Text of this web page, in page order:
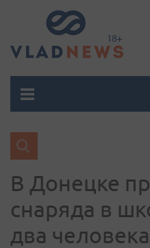
В Донецке
снаряда в
два человека